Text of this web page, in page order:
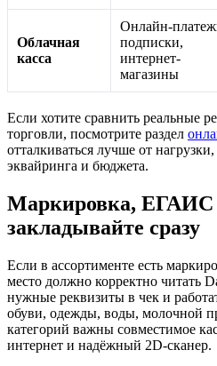
Облачная
касса
Онлайн-
подписки,
интернет-
магазины
Если хотите сравнить реальные
торговли, посмотрите раздел
отталкиваться лучше от
эквайринга и бюджета.
Маркировка, ЕГАИС
закладывайте сразу
Если в ассортименте есть
место должно корректно читать
нужные реквизиты в чек и
обуви, одежды, воды, молочной
категорий важны совместимое
интернет и надёжный 2D-сканер.